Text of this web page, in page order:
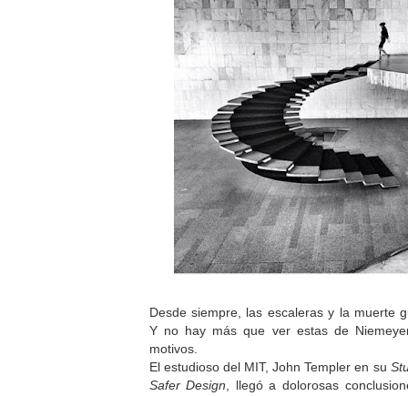
Desde siempre, las escaleras y la muerte
Y no hay más que ver estas de
motivos.
El estudioso del MIT, John Templer en su
Safer Design , llegó a dolorosas